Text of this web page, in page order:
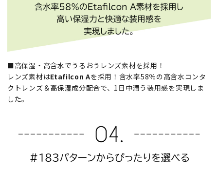
■高保湿・高含水でうるおうレンズ素材を採用！
レンズ素材はEtafilcon Aを採用！含水率58％の高含水コンタ
クトレンズ＆高保湿成分配合で、1日中潤う装用感を実現しま
した。